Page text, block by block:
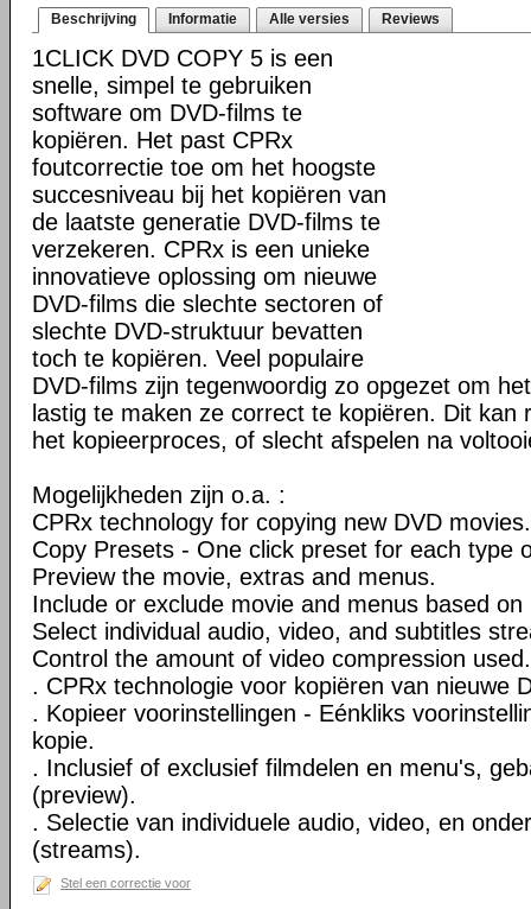
Beschrijving Informatie Alle versies Reviews
1CLICK DVD COPY 5 is een
snelle, simpel te gebruiken
software om DVD-films te
kopiëren. Het past CPRx
foutcorrectie toe om het hoogste
succesniveau bij het kopiëren van
de laatste generatie DVD-films te
verzekeren. CPRx is een unieke
innovatieve oplossing om nieuwe
DVD-films die slechte sectoren of
slechte DVD-struktuur bevatten
toch te kopiëren. Veel populaire
DVD-films zijn tegenwoordig zo opgezet om
lastig te maken ze correct te kopiëren. Dit kan
het kopieerproces, of slecht afspelen na
Mogelijkheden zijn o.a. :
CPRx technology for copying new DVD movies.
Copy Presets - One click preset for each type
Preview the movie, extras and menus.
Include or exclude movie and menus based on
Select individual audio, video, and subtitles
Control the amount of video compression used.
. CPRx technologie voor kopiëren van nieuwe
. Kopieer voorinstellingen - Eénkliks
kopie.
. Inclusief of exclusief filmdelen en menu's,
(preview).
. Selectie van individuele audio, video, en
(streams).
Stel een correctie voor